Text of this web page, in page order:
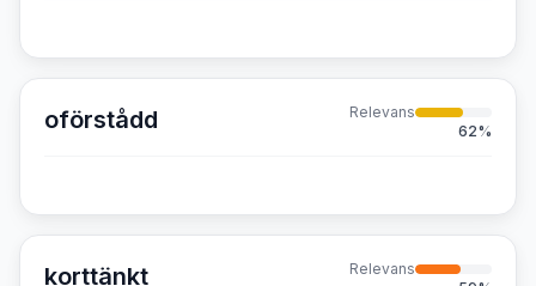
oförstådd
Relevans
62%
korttänkt
Relevans